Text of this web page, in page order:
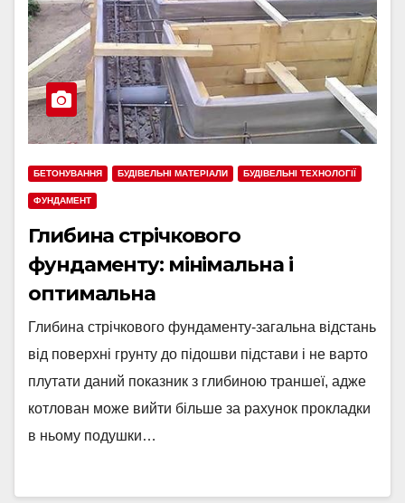
БЕТОНУВАННЯ БУДІВЕЛЬНІ МАТЕРІАЛИ БУДІВЕЛЬНІ ТЕХНОЛОГІЇ
ФУНДАМЕНТ
Глибина стрічкового
фундаменту: мінімальна і
оптимальна
Глибина стрічкового фундаменту-загальна відстань
від поверхні грунту до підошви підстави і не варто
плутати даний показник з глибиною траншеї, адже
котлован може вийти більше за рахунок прокладки
в ньому подушки…